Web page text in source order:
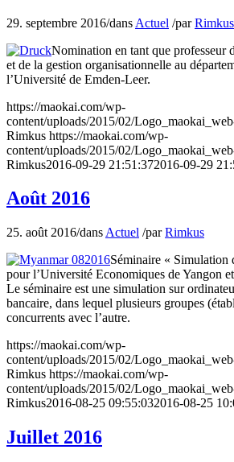
29. septembre 2016/dans Actuel /parRimkus
Nomination en tant que professeur
et de la gestion organisationnelle au
l’Université de Emden-Leer.
https://maokai.com/wp-
content/uploads/2015/02/
Rimkus https://maokai.com/wp-
content/uploads/2015/02/
Rimkus2016-09-29 21:51:372016-09-29
Août 2016
25. août 2016/dans Actuel /parRimkus
Séminaire « Simulation
pour l’Université Economiques de Yangon
Le séminaire est une simulation sur
bancaire, dans lequel plusieurs groupes
concurrents avec l’autre.
https://maokai.com/wp-
content/uploads/2015/02/
Rimkus https://maokai.com/wp-
content/uploads/2015/02/
Rimkus2016-08-25 09:55:032016-08-25
Juillet 2016